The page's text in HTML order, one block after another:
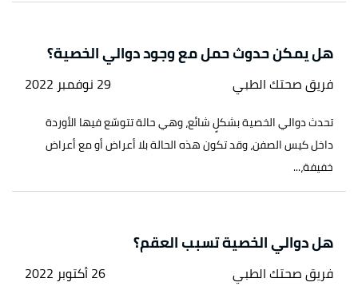
هل يمكن حدوث حمل مع وجود دوالي الخصية؟
فريق صحتك الطبي 29 نوفمبر 2022
تحدث دوالي الخصية بشكلٍ شائع، وهي حالة تتوسّع فيها الأوردة
داخل كيس الصفن، وقد تكون هذه الحالة بلا أعراض أو مع أعراض
خفيفة،...
هل دوالي الخصية تسبب العقم؟
فريق صحتك الطبي 26 أكتوبر 2022